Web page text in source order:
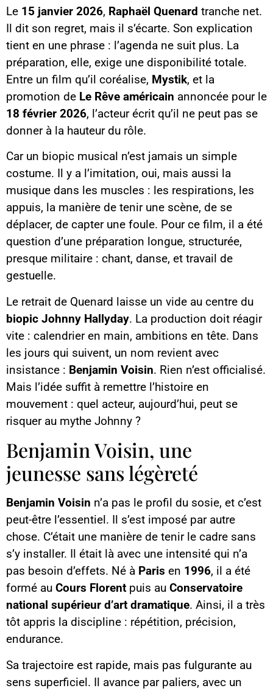
Le 15 janvier 2026, Raphaël Quenard tranche net.
Il dit son regret, mais il s’écarte. Son explication
tient en une phrase : l’agenda ne suit plus. La
préparation, elle, exige une disponibilité totale.
Entre un film qu’il coréalise, Mystik, et la
promotion de Le Rêve américain annoncée pour le
18 février 2026, l’acteur écrit qu’il ne peut pas se
donner à la hauteur du rôle.
Car un biopic musical n’est jamais un simple
costume. Il y a l’imitation, oui, mais aussi la
musique dans les muscles : les respirations, les
appuis, la manière de tenir une scène, de se
déplacer, de capter une foule. Pour ce film, il a été
question d’une préparation longue, structurée,
presque militaire : chant, danse, et travail de
gestuelle.
Le retrait de Quenard laisse un vide au centre du
biopic Johnny Hallyday. La production doit réagir
vite : calendrier en main, ambitions en tête. Dans
les jours qui suivent, un nom revient avec
insistance : Benjamin Voisin. Rien n’est officialisé.
Mais l’idée suffit à remettre l’histoire en
mouvement : quel acteur, aujourd’hui, peut se
risquer au mythe Johnny ?
Benjamin Voisin, une
jeunesse sans légèreté
Benjamin Voisin n’a pas le profil du sosie, et c’est
peut-être l’essentiel. Il s’est imposé par autre
chose. C’était une manière de tenir le cadre sans
s’y installer. Il était là avec une intensité qui n’a
pas besoin d’effets. Né à Paris en 1996, il a été
formé au Cours Florent puis au Conservatoire
national supérieur d’art dramatique. Ainsi, il a très
tôt appris la discipline : répétition, précision,
endurance.
Sa trajectoire est rapide, mais pas fulgurante au
sens superficiel. Il avance par paliers, avec un